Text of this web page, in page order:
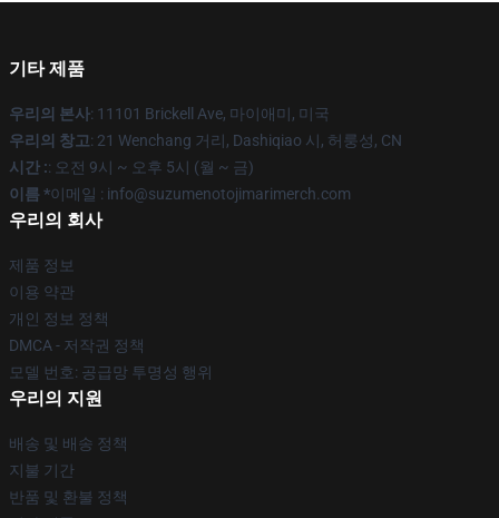
기타 제품
우리의 본사: 11101 Brickell Ave, 마이애미, 미국
우리의 창고: 21 Wenchang 거리, Dashiqiao 시, 허룽성, CN
시간 :: 오전 9시 ~ 오후 5시 (월 ~ 금)
이름 *이메일 : info@suzumenotojimarimerch.com
우리의 회사
제품 정보
이용 약관
개인 정보 정책
DMCA - 저작권 정책
모델 번호: 공급망 투명성 행위
우리의 지원
배송 및 배송 정책
지불 기간
반품 및 환불 정책